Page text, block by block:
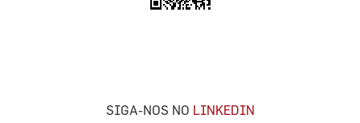
SIGA-NOS NO LINKEDIN